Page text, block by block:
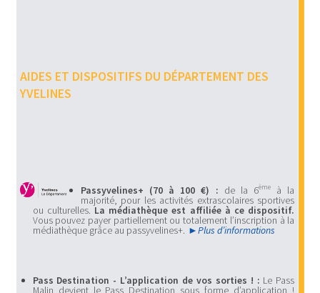
AIDES ET DISPOSITIFS DU DÉPARTEMENT DES
YVELINES
Passyvelines+ (70 à 100 €) : de la 6ème à la
majorité, pour les activités extrascolaires sportives
ou culturelles.La médiathèque est affiliée à ce dispositif.
Vous pouvez payer partiellement ou totalement l’inscription à la
médiathèque grâce au passyvelines+. Plus d’informations
Pass Destination - L’application de vos sorties ! : Le Pass
Malin devient le Pass Destination sous forme d’application !